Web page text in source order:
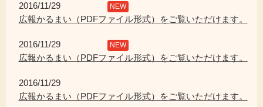
ニ
を
2016/11/29 NEW
広報かるまい（PDFファイル形式）をご覧いただけます。
2016/11/29 NEW
広報かるまい（PDFファイル形式）をご覧いただけます。
2016/11/29
広報かるまい（PDFファイル形式）をご覧いただけます。